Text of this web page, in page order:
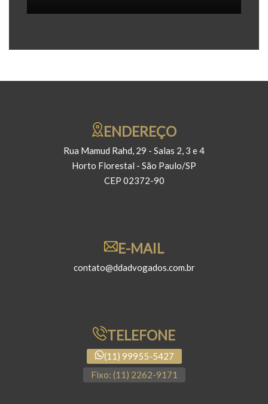
ENDEREÇO
Rua Mamud Rahd, 29 - Salas 2, 3 e 4
Horto Florestal - São Paulo/SP
CEP 02372-90
E-MAIL
contato@ddadvogados.com.br
TELEFONE
(11) 99955-5427
Fixo: (11) 2262-9171